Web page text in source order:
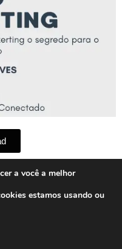
a você a melhor
estamos usando ou